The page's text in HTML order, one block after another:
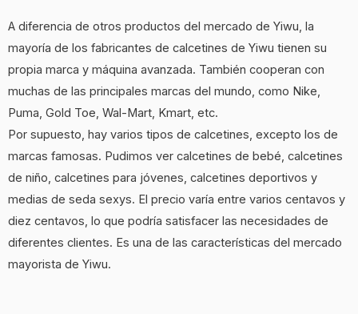
A diferencia de otros productos del mercado de Yiwu, la
mayoría de los fabricantes de calcetines de Yiwu tienen su
propia marca y máquina avanzada. También cooperan con
muchas de las principales marcas del mundo, como Nike,
Puma, Gold Toe, Wal-Mart, Kmart, etc.
Por supuesto, hay varios tipos de calcetines, excepto los de
marcas famosas. Pudimos ver calcetines de bebé, calcetines
de niño, calcetines para jóvenes, calcetines deportivos y
medias de seda sexys. El precio varía entre varios centavos y
diez centavos, lo que podría satisfacer las necesidades de
diferentes clientes. Es una de las características del mercado
mayorista de Yiwu.